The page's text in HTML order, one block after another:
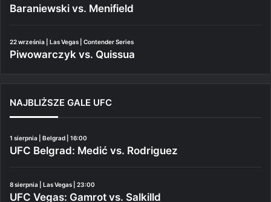
Baraniewski vs. Menifield
22 września | Las Vegas | Contender Series
Piwowarczyk vs. Quissua
NAJBLIŻSZE GALE UFC
1 sierpnia | Belgrad | 16:00
UFC Belgrad: Medić vs. Rodriguez
8 sierpnia | Las Vegas | 23:00
UFC Vegas: Gamrot vs. Salkilld